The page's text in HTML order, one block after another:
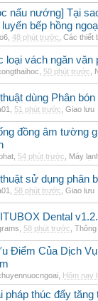
nấu nướng] Tại
luyến bếp hồng
48 phút trước Các thiết
loại vách ngăn văn
50 phút trước
dùng Phân
51 phút trước Giao lưu
đồng âm tường
54 phút trước Máy
sử dụng phân
58 phút trước Giao lưu
Dental
58 phút trước
Điểm Của Dịch
Hôm nay
pháp thúc đẩy